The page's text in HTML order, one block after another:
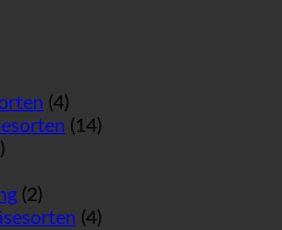
(4)
(14)
(2)
(4)